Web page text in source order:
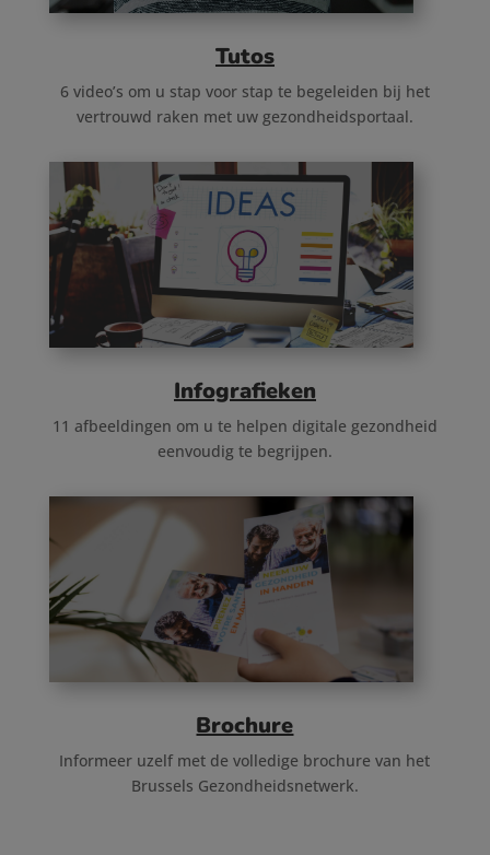
Tutos
6 video’s om u stap voor stap te begeleiden bij het
vertrouwd raken met uw gezondheidsportaal.
Infografieken
11 afbeeldingen om u te helpen digitale gezondheid
eenvoudig te begrijpen.
Brochure
Informeer uzelf met de volledige brochure van het
Brussels Gezondheidsnetwerk.